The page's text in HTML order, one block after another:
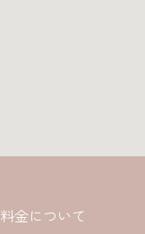
料金について